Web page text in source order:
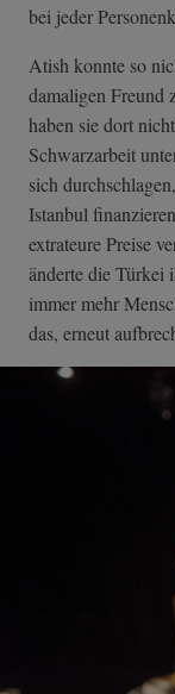
bei jeder
Atish konnte so
damaligen Freund
haben sie dort
Schwarzarbeit
sich
Istanbul
extrateure Preise
änderte die Türkei
immer mehr
das, erneut